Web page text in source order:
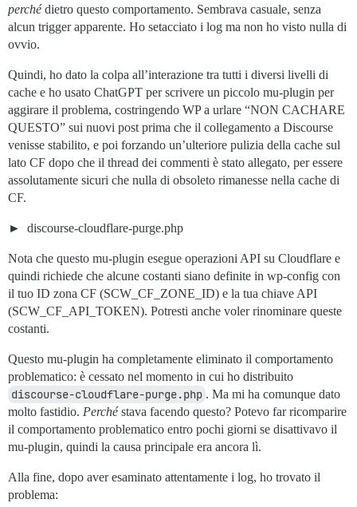
perchédietro questo comportamento. Sembrava casuale, senza
alcun trigger apparente. Ho setacciato i log ma non ho visto nulla di
ovvio.
Quindi, ho dato la colpa all’interazione tra tutti i diversi livelli di
cache e ho usato ChatGPT per scrivere un piccolo mu-plugin per
aggirare il problema, costringendo WP a urlare “NON CACHARE
QUESTO” sui nuovi post prima che il collegamento a Discourse
venisse stabilito, e poi forzando un’ulteriore pulizia della cache sul
lato CF dopo che il thread dei commenti è stato allegato, per essere
assolutamente sicuri che nulla di obsoleto rimanesse nella cache di
CF.
discourse-cloudflare-purge.php
Nota che questo mu-plugin esegue operazioni API su Cloudflare e
quindi richiede che alcune costanti siano definite in wp-config con
il tuo ID zona CF (SCW_CF_ZONE_ID) e la tua chiave API
(SCW_CF_API_TOKEN). Potresti anche voler rinominare queste
costanti.
Questo mu-plugin ha completamente eliminato il comportamento
problematico: è cessato nel momento in cui ho distribuito
discourse-cloudflare-purge.php . Ma mi ha comunque dato
molto fastidio. Perchéstava facendo questo? Potevo far ricomparire
il comportamento problematico entro pochi giorni se disattivavo il
mu-plugin, quindi la causa principale era ancora lì.
Alla fine, dopo aver esaminato attentamente i log, ho trovato il
problema: